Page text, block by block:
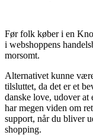
Før folk køber i en
i webshoppens
morsomt.
Alternativet kunne
tilsluttet, da det er et
danske love, udover
har megen viden om
support, når du bliver
shopping.